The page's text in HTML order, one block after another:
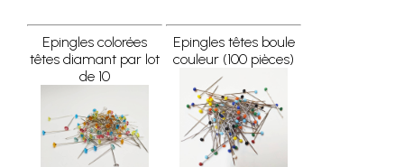
Epingles colorées
têtes diamant par lot
de 10
Epingles têtes boule
couleur (100 pièces)